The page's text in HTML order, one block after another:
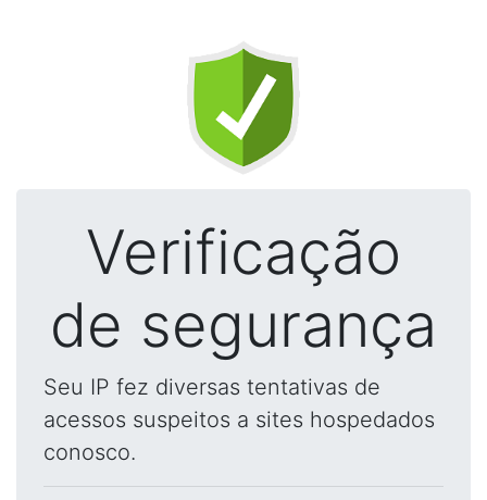
Verificação
de segurança
Seu IP fez diversas tentativas de
acessos suspeitos a sites hospedados
conosco.